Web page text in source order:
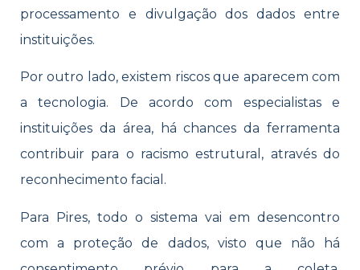
processamento e divulgação dos dados entre
instituições.
Por outro lado, existem riscos que aparecem com
a tecnologia. De acordo com especialistas e
instituições da área, há chances da ferramenta
contribuir para o racismo estrutural, através do
reconhecimento facial.
Para Pires, todo o sistema vai em desencontro
com a proteção de dados, visto que não há